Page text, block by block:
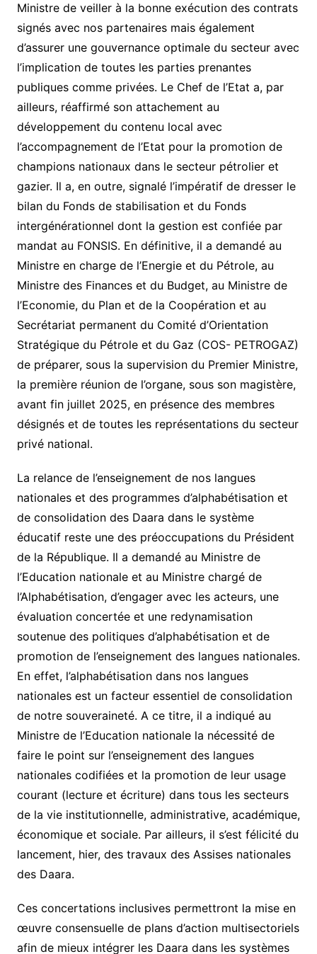
Ministre de veiller à la bonne exécution des contrats
signés avec nos partenaires mais également
d’assurer une gouvernance optimale du secteur avec
l’implication de toutes les parties prenantes
publiques comme privées. Le Chef de l’Etat a, par
ailleurs, réaffirmé son attachement au
développement du contenu local avec
l’accompagnement de l’Etat pour la promotion de
champions nationaux dans le secteur pétrolier et
gazier. Il a, en outre, signalé l’impératif de dresser le
bilan du Fonds de stabilisation et du Fonds
intergénérationnel dont la gestion est confiée par
mandat au FONSIS. En définitive, il a demandé au
Ministre en charge de l’Energie et du Pétrole, au
Ministre des Finances et du Budget, au Ministre de
l’Economie, du Plan et de la Coopération et au
Secrétariat permanent du Comité d’Orientation
Stratégique du Pétrole et du Gaz (COS- PETROGAZ)
de préparer, sous la supervision du Premier Ministre,
la première réunion de l’organe, sous son magistère,
avant fin juillet 2025, en présence des membres
désignés et de toutes les représentations du secteur
privé national.
La relance de l’enseignement de nos langues
nationales et des programmes d’alphabétisation et
de consolidation des Daara dans le système
éducatif reste une des préoccupations du Président
de la République. Il a demandé au Ministre de
l’Education nationale et au Ministre chargé de
l’Alphabétisation, d’engager avec les acteurs, une
évaluation concertée et une redynamisation
soutenue des politiques d’alphabétisation et de
promotion de l’enseignement des langues nationales.
En effet, l’alphabétisation dans nos langues
nationales est un facteur essentiel de consolidation
de notre souveraineté. A ce titre, il a indiqué au
Ministre de l’Education nationale la nécessité de
faire le point sur l’enseignement des langues
nationales codifiées et la promotion de leur usage
courant (lecture et écriture) dans tous les secteurs
de la vie institutionnelle, administrative, académique,
économique et sociale. Par ailleurs, il s’est félicité du
lancement, hier, des travaux des Assises nationales
des Daara.
Ces concertations inclusives permettront la mise en
œuvre consensuelle de plans d’action multisectoriels
afin de mieux intégrer les Daara dans les systèmes